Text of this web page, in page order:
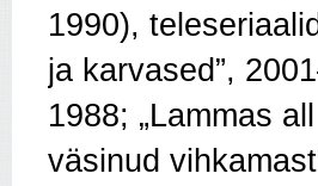
1990),
ja karvased”,
1988; „Lammas
väsinud